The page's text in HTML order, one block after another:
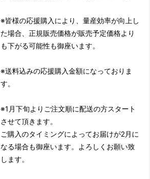
※皆様の応援購入により、量産効率が向上し
た場合、正規販売価格が販売予定価格より
も下がる可能性も御座います。
※送料込みの応援購入金額になっておりま
す。
※1月下旬よりご注文順に配送の方スタート
させて頂きます。
ご購入のタイミングによってお届けが2月に
なる場合も御座います。よろしくお願い致
します。